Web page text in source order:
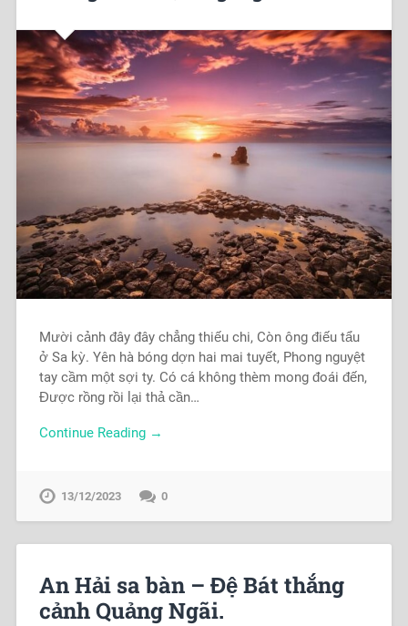
Mười cảnh đây đây chẳng thiếu chi, Còn ông điếu tẩu
ở Sa kỳ. Yên hà bóng dợn hai mai tuyết, Phong nguyệt
tay cầm một sợi ty. Có cá không thèm mong đoái đến,
Được rồng rồi lại thả cần…
Continue Reading →
13/12/2023 0
An Hải sa bàn – Đệ Bát thắng
cảnh Quảng Ngãi.